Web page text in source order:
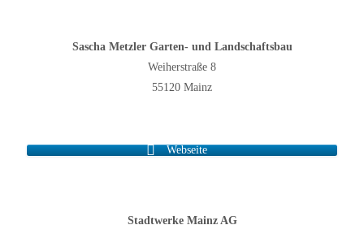
Sascha Metzler Garten- und Landschaftsbau
Weiherstraße 8
55120 Mainz
Webseite
Stadtwerke Mainz AG